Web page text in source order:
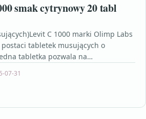
smak cytrynowy 20 tabl
C 1000 marki Olimp Labs
tabletek musujących o
tabletka pozwala na…
07-31